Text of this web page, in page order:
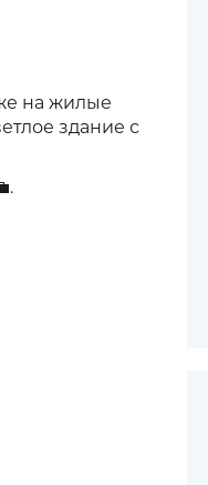
на жилые
здание с